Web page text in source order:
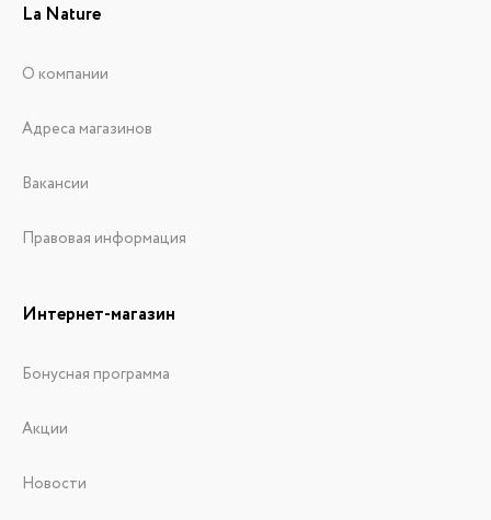
La Nature
О компании
Адреса магазинов
Вакансии
Правовая информация
Интернет-магазин
Бонусная программа
Акции
Новости